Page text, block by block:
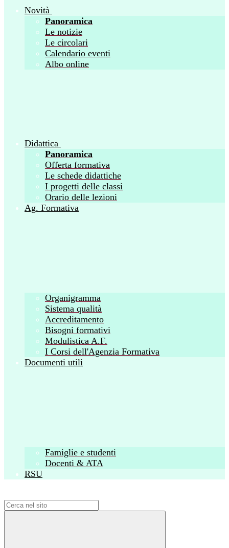
Novità
Panoramica
Le notizie
Le circolari
Calendario eventi
Albo online
Didattica
Panoramica
Offerta formativa
Le schede didattiche
I progetti delle classi
Orario delle lezioni
Ag. Formativa
Organigramma
Sistema qualità
Accreditamento
Bisogni formativi
Modulistica A.F.
I Corsi dell'Agenzia Formativa
Documenti utili
Famiglie e studenti
Docenti & ATA
RSU